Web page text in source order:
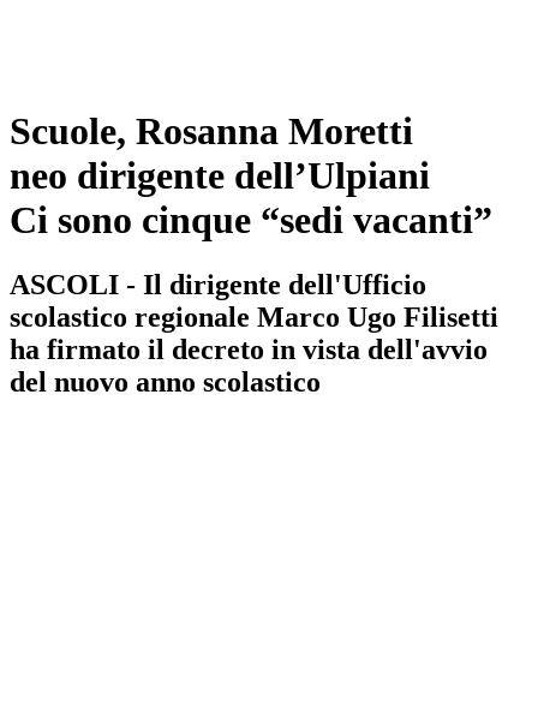
Scuole, Rosanna Moretti
neo dirigente dell’Ulpiani
Ci sono cinque “sedi vacanti”
ASCOLI - Il dirigente dell'Ufficio
scolastico regionale Marco Ugo Filisetti
ha firmato il decreto in vista dell'avvio
del nuovo anno scolastico